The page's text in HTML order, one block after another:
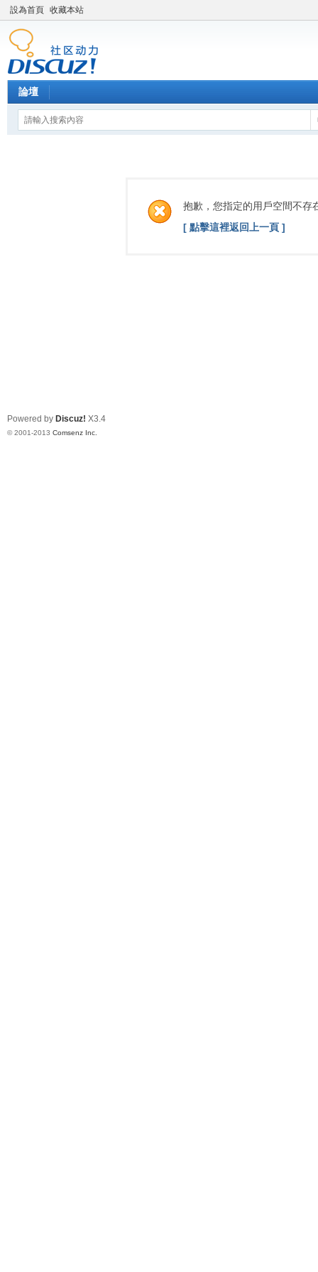
設為首頁 收藏本站
論壇
抱歉，您指定的用戶空間不存
[ 點擊這裡返回上一頁 ]
Powered by Discuz! X3.4
© 2001-2013 Comsenz Inc.